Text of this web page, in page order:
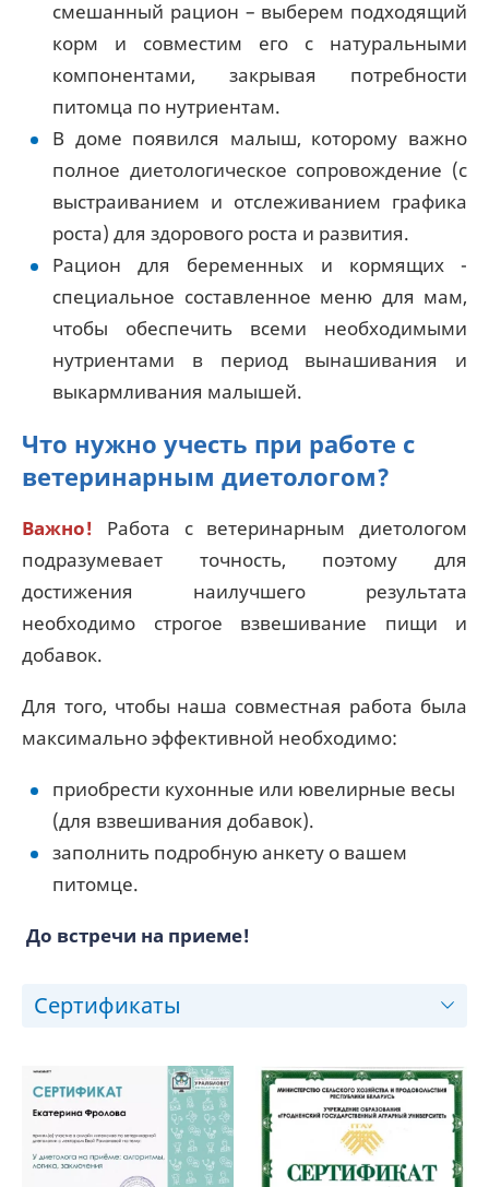
смешанный рацион – выберем подходящий
корм и совместим его с натуральными
компонентами, закрывая потребности
питомца по нутриентам.
В доме появился малыш, которому важно
полное диетологическое сопровождение (с
выстраиванием и отслеживанием графика
роста) для здорового роста и развития.
Рацион для беременных и кормящих -
специальное составленное меню для мам,
чтобы обеспечить всеми необходимыми
нутриентами в период вынашивания и
выкармливания малышей.
Что нужно учесть при работе с
ветеринарным диетологом?
Важно! Работа с ветеринарным диетологом
подразумевает точность, поэтому для
достижения наилучшего результата
необходимо строгое взвешивание пищи и
добавок.
Для того, чтобы наша совместная работа была
максимально эффективной необходимо:
приобрести кухонные или ювелирные весы
(для взвешивания добавок).
заполнить подробную анкету о вашем
питомце.
До встречи на приеме!
Сертификаты